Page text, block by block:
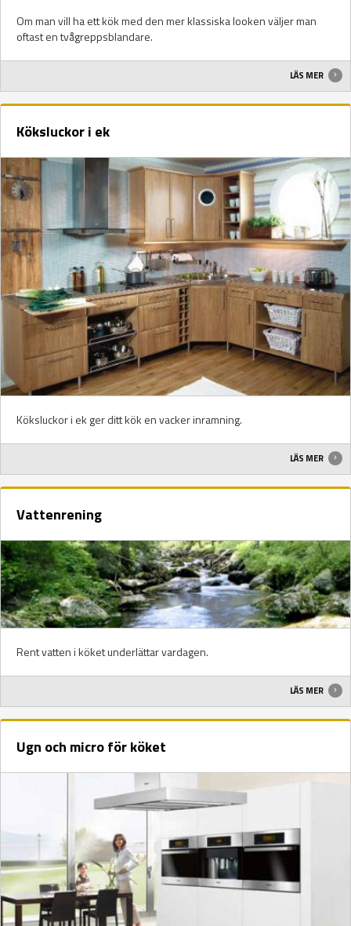
Om man vill ha ett kök med den mer klassiska looken väljer man
oftast en tvågreppsblandare.
LÄS MER
Köksluckor i ek
Köksluckor i ek ger ditt kök en vacker inramning.
LÄS MER
Vattenrening
Rent vatten i köket underlättar vardagen.
LÄS MER
Ugn och micro för köket